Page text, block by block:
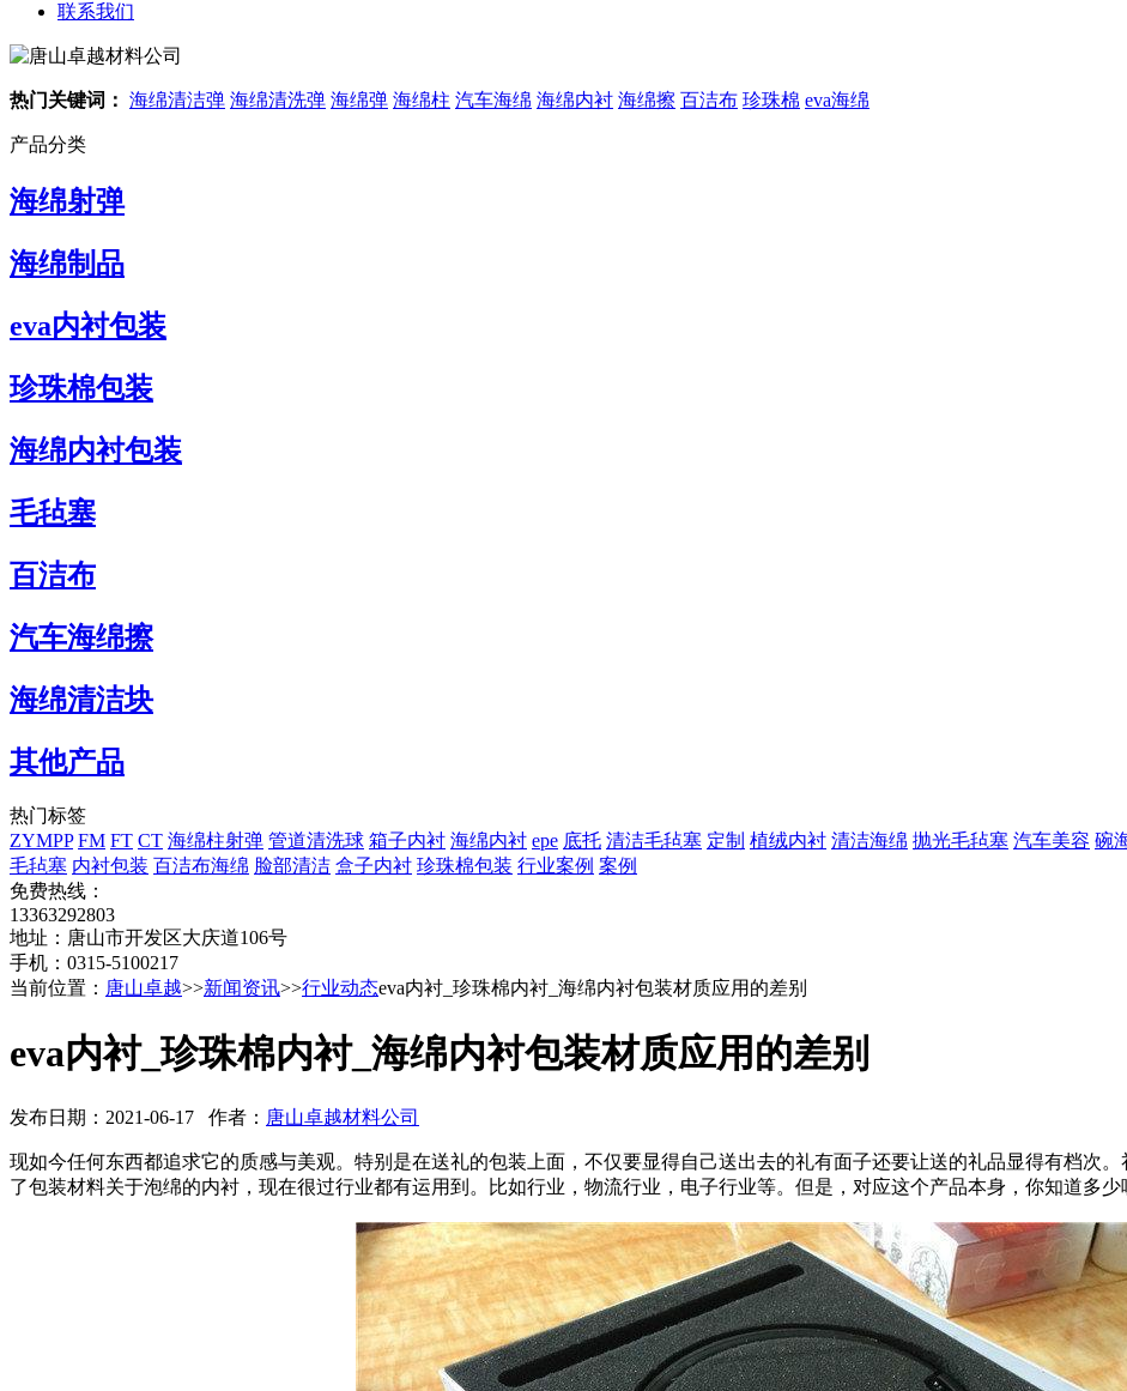
联系我们
热门关键词： 海绵清洁弹 海绵清洗弹 海绵弹 海绵柱 汽车海绵 海绵内衬 海绵擦 百洁布 珍珠棉 eva海绵
产品分类
海绵射弹
海绵制品
eva内衬包装
珍珠棉包装
海绵内衬包装
毛毡塞
百洁布
汽车海绵擦
海绵清洁块
其他产品
热门标签
ZYMPP FM FT CT 海绵柱射弹 管道清洗球 箱子内衬 海绵内衬 epe 底托 清洁毛毡塞 定制 植绒内衬 清洁海绵 抛光毛毡塞 汽车美容 碗
毛毡塞 内衬包装 百洁布海绵 脸部清洁 盒子内衬 珍珠棉包装 行业案例 案例
免费热线：
13363292803
地址：唐山市开发区大庆道106号
手机：0315-5100217
当前位置： 唐山卓越>>新闻资讯>>行业动态eva内衬_珍珠棉内衬_海绵内衬包装材质应用的差别
eva内衬_珍珠棉内衬_海绵内衬包装材质应用的差别
发布日期：2021-06-17 作者： 唐山卓越材料公司
现如今任何东西都追求它的质感与美观。特别是在送礼的包装上面，不仅要显得自己送出去的礼有面子还要让送的礼品显得有档次
了包装材料关于泡绵的内衬，现在很过行业都有运用到。比如行业，物流行业，电子行业等。但是，对应这个产品本身，你知道多